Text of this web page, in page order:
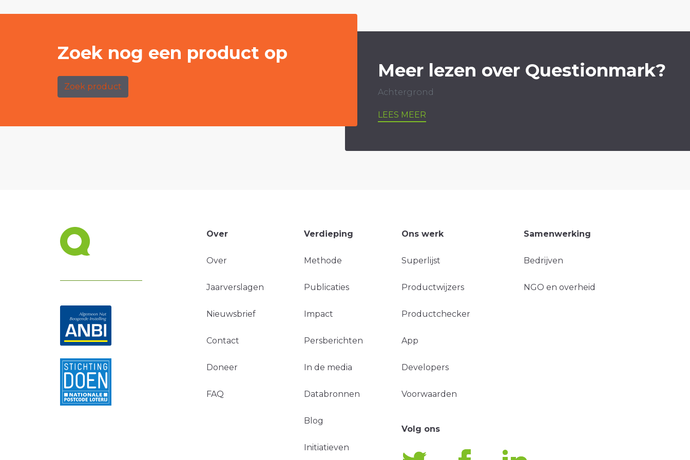
Zoek nog een product op
Zoek product
Meer lezen over Questionmark?
Achtergrond
LEES MEER
Over
Over
Jaarverslagen
Nieuwsbrief
Contact
Doneer
FAQ
Verdieping
Methode
Publicaties
Impact
Persberichten
In de media
Databronnen
Blog
Initiatieven
Ons werk
Superlijst
Productwijzers
Productchecker
App
Developers
Voorwaarden
Samenwerking
Bedrijven
NGO en overheid
Volg ons